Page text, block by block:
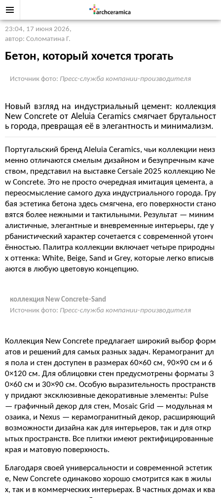
23:04, 17 июня 2026,
автор: Соломатина Г.
Бетон, который хочется трогать
Источник фото: Пресс-служба компании-производителя
Новый взгляд на индустриальный цемент: коллекция
New Concrete от Aleluia Ceramics смягчает брутальност
ь города, превращая её в элегантность и минимализм.
Португальский бренд Aleluia Ceramics, чьи коллекции неиз
менно отличаются смелым дизайном и безупречным каче
ством, представил на выставке Cersaie 2025 коллекцию Ne
w Concrete. Это не просто очередная имитация цемента, а
переосмысление самого духа индустриального города. Гру
бая эстетика бетона здесь смягчена, его поверхности стано
вятся более нежными и тактильными. Результат — миним
алистичные, элегантные и вневременные интерьеры, где у
рбанистический характер сочетается с современной утонч
ённостью. Палитра коллекции включает четыре природны
х оттенка: White, Beige, Sand и Grey, которые легко вписыв
аются в любую цветовую концепцию.
коллекция New Concrete-Sand
Источник фото: Пресс-служба компании-производителя
Коллекция New Concrete предлагает широкий выбор форм
атов и решений для самых разных задач. Керамогранит дл
я пола и стен доступен в размерах 60×60 см, 90×90 см и 6
0×120 см. Для облицовки стен предусмотрены форматы 3
0×60 см и 30×90 см. Особую выразительность пространств
у придают эксклюзивные декоративные элементы: Pulse
— графичный декор для стен, Mosaic Grid — модульная м
озаика, и Nexus — керамогранитный декор, расширяющий
возможности дизайна как для интерьеров, так и для откр
ытых пространств. Все плитки имеют ректифицированные
края и матовую поверхность.
Благодаря своей универсальности и современной эстетик
е, New Concrete одинаково хорошо смотрится как в жилы
х, так и в коммерческих интерьерах. В частных домах и ква